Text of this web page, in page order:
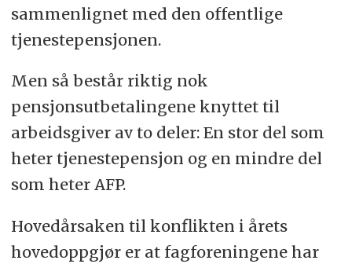
sammenlignet med den offentlige
tjenestepensjonen.
Men så består riktig nok
pensjonsutbetalingene knyttet til
arbeidsgiver av to deler: En stor del som
heter tjenestepensjon og en mindre del
som heter AFP.
Hovedårsaken til konflikten i årets
hovedoppgjør er at fagforeningene har